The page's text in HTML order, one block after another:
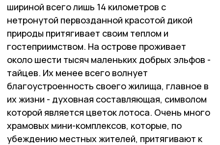
шириной всего лишь 14 километров с
нетронутой первозданной красотой дикой
природы притягивает своим теплом и
гостеприимством. На острове проживает
около шести тысяч маленьких добрых эльфов -
тайцев. Их менее всего волнует
благоустроенность своего жилища, главное в
их жизни - духовная составляющая, символом
которой является цветок лотоса. Очень много
храмовых мини-комплексов, которые, по
убеждению местных жителей, притягивают к